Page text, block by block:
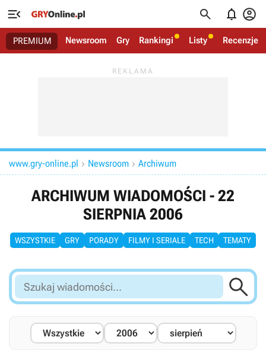
   
PREMIUM Newsroom Gry Rankingi Listy Recenzje
www.gry-online.pl  Newsroom  Archiwum
ARCHIWUM WIADOMOŚCI - 22
SIERPNIA 2006
WSZYSTKIE GRY PORADY FILMY I SERIALE TECH TEMATY
Szukaj
wiadomości...
